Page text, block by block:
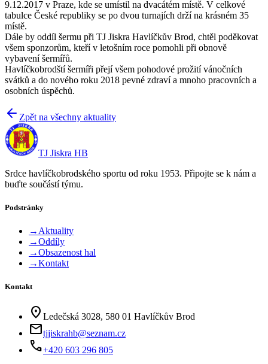
9.12.2017 v Praze, kde se umístil na dvacátém místě. V celkové
tabulce České republiky se po dvou turnajích drží na krásném 35
místě.
Dále by oddíl šermu při TJ Jiskra Havlíčkův Brod, chtěl poděkovat
všem sponzorům, kteří v letošním roce pomohli při obnově
vybavení šermířů.
Havlíčkobrodští šermíři přejí všem pohodové prožití vánočních
svátků a do nového roku 2018 pevné zdraví a mnoho pracovních a
osobních úspěchů.
Zpět na všechny aktuality
TJ Jiskra HB
Srdce havlíčkobrodského sportu od roku 1953. Připojte se k nám a
buďte součástí týmu.
Podstránky
→ Aktuality
→Oddíly
→Obsazenost hal
→Kontakt
Kontakt
location_on Ledečská 3028, 580 01 Havlíčkův Brod
mailtjjiskrahb@seznam.cz
phone+420 603 296 805